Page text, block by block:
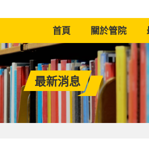
首頁(current)關於管院
最新消息